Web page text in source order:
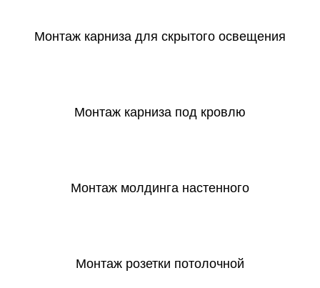
Монтаж карниза для скрытого освещения
Монтаж карниза под кровлю
Монтаж молдинга настенного
Монтаж розетки потолочной